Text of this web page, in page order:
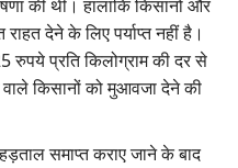
की थी। हालांकि किसानों और
देने के लिए पर्याप्त नहीं है।
रुपये प्रति किलोग्राम की दर से
किसानों को मुआवजा देने की
हड़ताल समाप्त कराए जाने के बाद